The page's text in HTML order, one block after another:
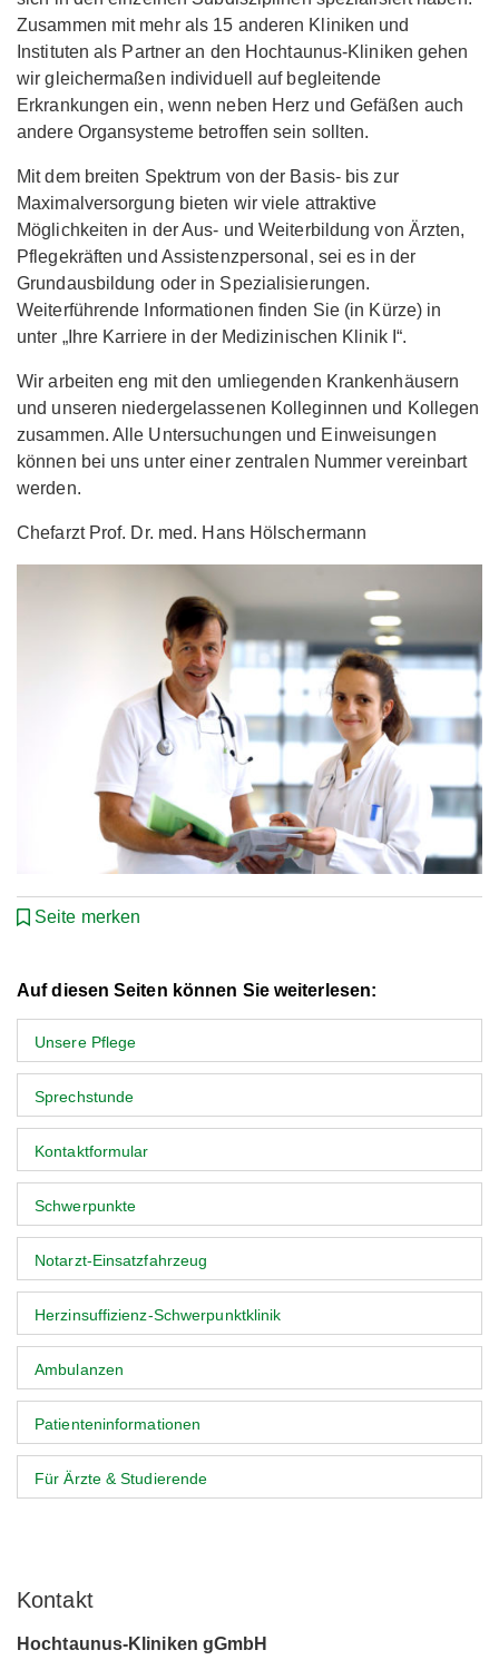
Zusammen mit mehr als 15 anderen Kliniken und
Instituten als Partner an den Hochtaunus-Kliniken gehen
wir gleichermaßen individuell auf begleitende
Erkrankungen ein, wenn neben Herz und Gefäßen auch
andere Organsysteme betroffen sein sollten.
Mit dem breiten Spektrum von der Basis- bis zur
Maximalversorgung bieten wir viele attraktive
Möglichkeiten in der Aus- und Weiterbildung von Ärzten,
Pflegekräften und Assistenzpersonal, sei es in der
Grundausbildung oder in Spezialisierungen.
Weiterführende Informationen finden Sie (in Kürze) in
unter „Ihre Karriere in der Medizinischen Klinik I“.
Wir arbeiten eng mit den umliegenden Krankenhäusern
und unseren niedergelassenen Kolleginnen und Kollegen
zusammen. Alle Untersuchungen und Einweisungen
können bei uns unter einer zentralen Nummer vereinbart
werden.
Chefarzt Prof. Dr. med. Hans Hölschermann
Seite merken
Auf diesen Seiten können Sie weiterlesen:
Unsere Pflege
Sprechstunde
Kontaktformular
Schwerpunkte
Notarzt-Einsatzfahrzeug
Herzinsuffizienz-Schwerpunktklinik
Ambulanzen
Patienteninformationen
Für Ärzte & Studierende
Kontakt
Hochtaunus-Kliniken gGmbH